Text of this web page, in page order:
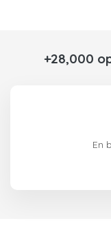
+28,000
En